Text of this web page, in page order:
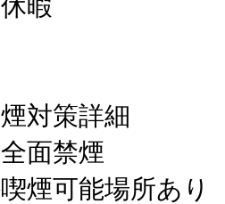
対策詳細
面禁煙
喫煙可能場所あり